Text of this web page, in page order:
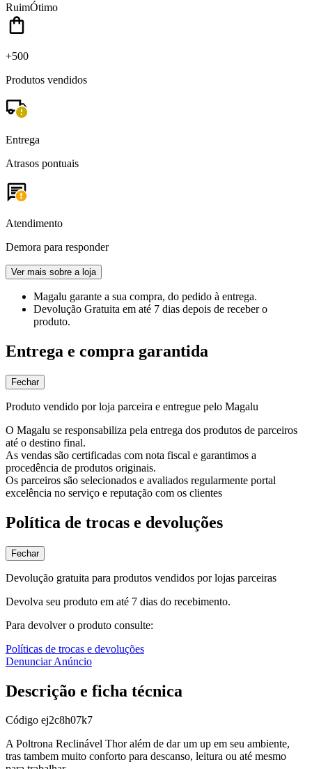
RuimÓtimo
+500
Produtos vendidos
Entrega
Atrasos pontuais
Atendimento
Demora para responder
Ver mais sobre a loja
Magalu garante a sua compra, do pedido à entrega.
Devolução Gratuita em até 7 dias depois de receber o
produto.
Entrega e compra garantida
Fechar
Produto vendido por loja parceira e entregue pelo Magalu
O Magalu se responsabiliza pela entrega dos produtos de parceiros
até o destino final.
As vendas são certificadas com nota fiscal e garantimos a
procedência de produtos originais.
Os parceiros são selecionados e avaliados regularmente portal
excelência no serviço e reputação com os clientes
Política de trocas e devoluções
Fechar
Devolução gratuita para produtos vendidos por lojas parceiras
Devolva seu produto em até 7 dias do recebimento.
Para devolver o produto consulte:
Políticas de trocas e devoluções
Denunciar Anúncio
Descrição e ficha técnica
Código ej2c8h07k7
A Poltrona Reclinável Thor além de dar um up em seu ambiente,
tras tambem muito conforto para descanso, leitura ou até mesmo